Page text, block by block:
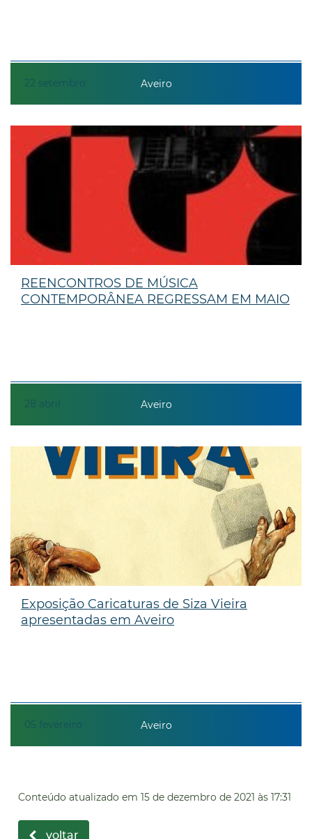
22 setembro Aveiro
28 abril
REENCONTROS DE MÚSICA
CONTEMPORÂNEA REGRESSAM EM MAIO
Aveiro
05 fevereiro
Exposição Caricaturas de Siza Vieira
apresentadas em Aveiro
Aveiro
Conteúdo atualizado em 15 de dezembro de 2021 às 17:31
voltar